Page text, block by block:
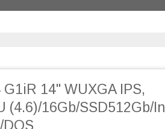
14" WUXGA IPS,
(4.6)/16Gb/SSD512Gb/Inl
DOS